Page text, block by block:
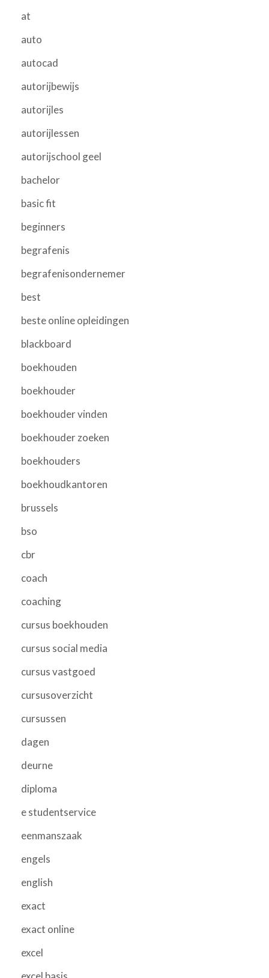
at
auto
autocad
autorijbewijs
autorijles
autorijlessen
autorijschool geel
bachelor
basic fit
beginners
begrafenis
begrafenisondernemer
best
beste online opleidingen
blackboard
boekhouden
boekhouder
boekhouder vinden
boekhouder zoeken
boekhouders
boekhoudkantoren
brussels
bso
cbr
coach
coaching
cursus boekhouden
cursus social media
cursus vastgoed
cursusoverzicht
cursussen
dagen
deurne
diploma
e studentservice
eenmanszaak
engels
english
exact
exact online
excel